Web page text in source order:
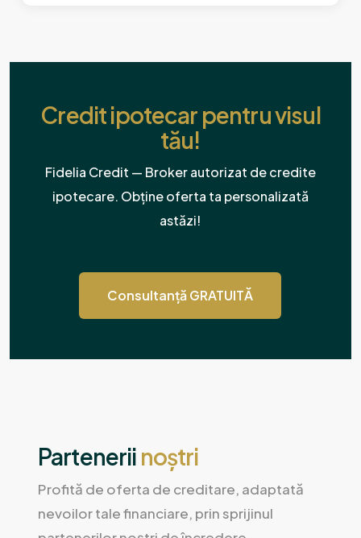
Credit ipotecar pentru visul
tău!
Fidelia Credit — Broker autorizat de credite
ipotecare. Obține oferta ta personalizată
astăzi!
Consultanță GRATUITĂ
Partenerii noștri
Profită de oferta de creditare, adaptată
nevoilor tale financiare, prin sprijinul